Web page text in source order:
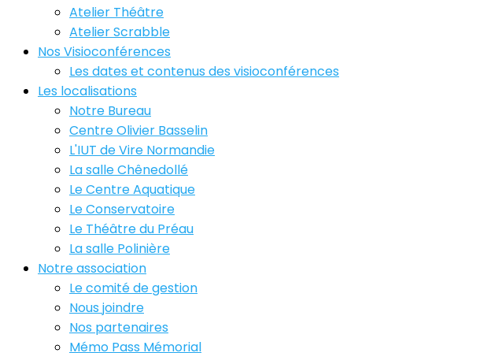
Atelier Théâtre
Atelier Scrabble
Nos Visioconférences
Les dates et contenus des visioconférences
Les localisations
Notre Bureau
Centre Olivier Basselin
L'IUT de Vire Normandie
La salle Chênedollé
Le Centre Aquatique
Le Conservatoire
Le Théâtre du Préau
La salle Polinière
Notre association
Le comité de gestion
Nous joindre
Nos partenaires
Mémo Pass Mémorial